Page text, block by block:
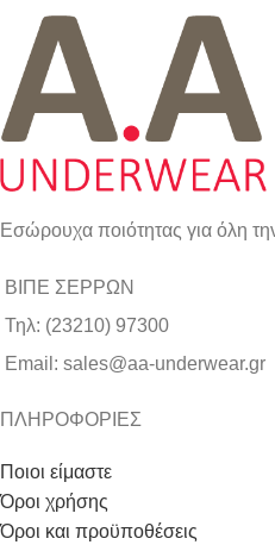
Εσώρουχα ποιότητας για όλη
ΒΙΠΕ ΣΕΡΡΩΝ
Τηλ: (23210) 97300
Email: sales@aa-underwear.gr
ΠΛΗΡΟΦΟΡΙΕΣ
Ποιοι είμαστε
Όροι χρήσης
Όροι και προϋποθέσεις